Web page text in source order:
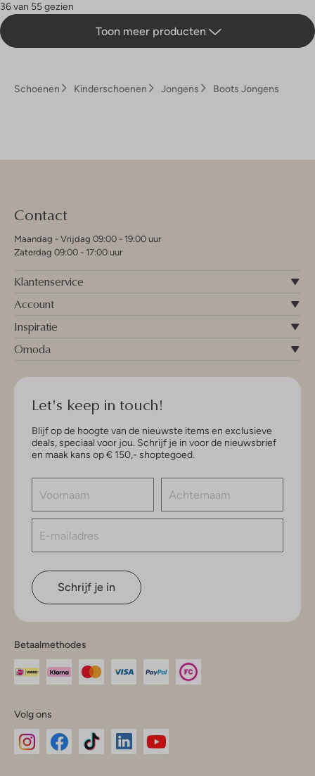
36 van 55 gezien
Toon meer producten
Schoenen Kinderschoenen Jongens Boots Jongens
Contact
Maandag - Vrijdag 09:00 - 19:00 uur
Zaterdag 09:00 - 17:00 uur
Klantenservice
Account
Inspiratie
Omoda
Let's keep in touch!
Blijf op de hoogte van de nieuwste items en exclusieve
deals, speciaal voor jou. Schrijf je in voor de nieuwsbrief
en maak kans op € 150,- shoptegoed.
Schrijf je in
Betaalmethodes
Volg ons